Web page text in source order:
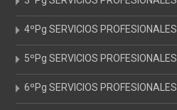
4ºPg SERVICIOS PROFESIONALES
5ºPg SERVICIOS PROFESIONALES
6ºPg SERVICIOS PROFESIONALES